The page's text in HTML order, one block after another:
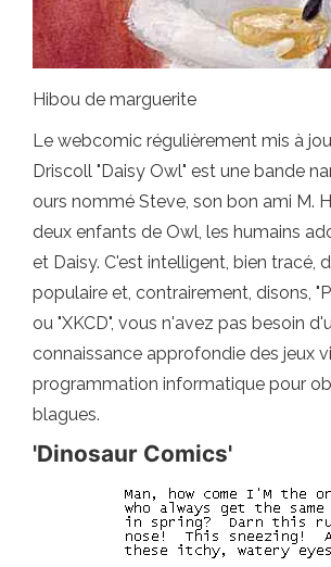
Hibou de marguerite
Le webcomic régulièrement mis à
Driscoll "Daisy Owl" est une bande
ours nommé Steve, son bon ami M.
deux enfants de Owl, les humains
et Daisy. C'est intelligent, bien tracé,
populaire et, contrairement, disons,
ou "XKCD", vous n'avez pas besoin
connaissance approfondie des jeux
programmation informatique pour
blagues.
'Dinosaur Comics'